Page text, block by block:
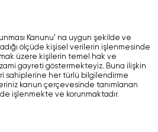
Kanunu’ na uygun şekilde ve
ölçüde kişisel verilerin işlenmesinde
üzere kişilerin temel hak ve
gayreti göstermekteyiz. Buna ilişkin
sahiplerine her türlü bilgilendirme
kanun çerçevesinde tanımlanan
işlenmekte ve korunmaktadır.